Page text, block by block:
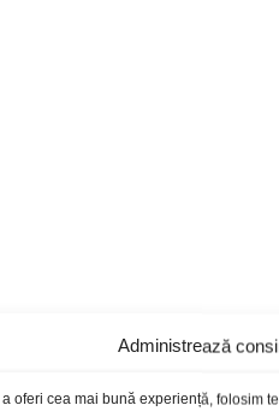
Administrează
a oferi cea mai bună experiență, folosim